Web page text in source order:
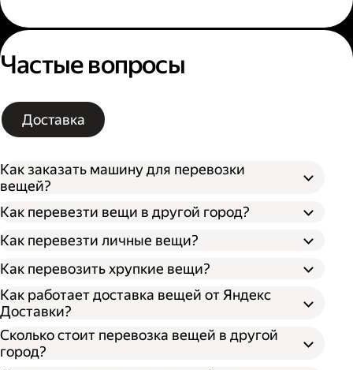
Частые вопросы
Доставка
Как заказать машину для перевозки
вещей?
Как перевезти вещи в другой город?
Как перевезти личные вещи?
Как перевозить хрупкие вещи?
Как работает доставка вещей от Яндекс
Доставки?
Сколько стоит перевозка вещей в другой
город?